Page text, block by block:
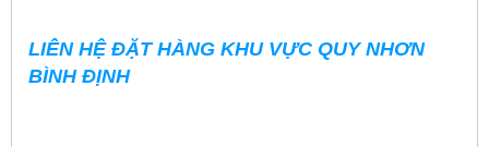
LIÊN HỆ ĐẶT HÀNG KHU VỰC QUY NHƠN
BÌNH ĐỊNH